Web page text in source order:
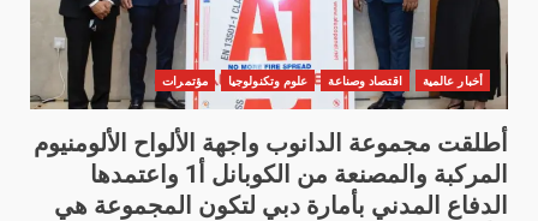
أخبار عالمية اقتصاد وصناعة علوم وتكنولوجيا مؤتمرات
أطلقت مجموعة الدانوب واجهة الألواح الألومنيوم
المركبة والمصنعة من الكوبانل أ1 واعتمدها
الدفاع المدني بأمارة دبي لتكون المجموعة هي